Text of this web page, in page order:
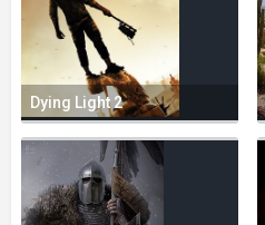
Dying Light 2